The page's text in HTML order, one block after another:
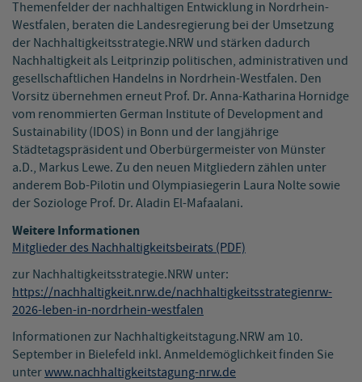
Themenfelder der nachhaltigen Entwicklung in Nordrhein-
Westfalen, beraten die Landesregierung bei der Umsetzung
der Nachhaltigkeitsstrategie.NRW und stärken dadurch
Nachhaltigkeit als Leitprinzip politischen, administrativen und
gesellschaftlichen Handelns in Nordrhein-Westfalen. Den
Vorsitz übernehmen erneut Prof. Dr. Anna-Katharina Hornidge
vom renommierten German Institute of Development and
Sustainability (IDOS) in Bonn und der langjährige
Städtetagspräsident und Oberbürgermeister von Münster
a.D., Markus Lewe. Zu den neuen Mitgliedern zählen unter
anderem Bob-Pilotin und Olympiasiegerin Laura Nolte sowie
der Soziologe Prof. Dr. Aladin El-Mafaalani.
Weitere Informationen
Mitglieder des Nachhaltigkeitsbeirats (PDF)
zur Nachhaltigkeitsstrategie.NRW unter:
https://nachhaltigkeit.nrw.de/nachhaltigkeitsstrategienrw-
2026-leben-in-nordrhein-westfalen
Informationen zur Nachhaltigkeitstagung.NRW am 10.
September in Bielefeld inkl. Anmeldemöglichkeit finden Sie
unterwww.nachhaltigkeitstagung-nrw.de